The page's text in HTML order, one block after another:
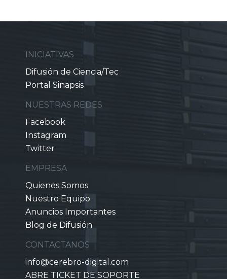
INICIATIVAS
Difusión de Ciencia/Tec
Portal Sinapsis
NUESTRAS REDES
Facebook
Instagram
Twitter
EMPRESA
Quienes Somos
Nuestro Equipo
Anuncios Importantes
Blog de Difusión
CONTACTANOS
info@cerebro-digital.com
ABRE TICKET DE SOPORTE